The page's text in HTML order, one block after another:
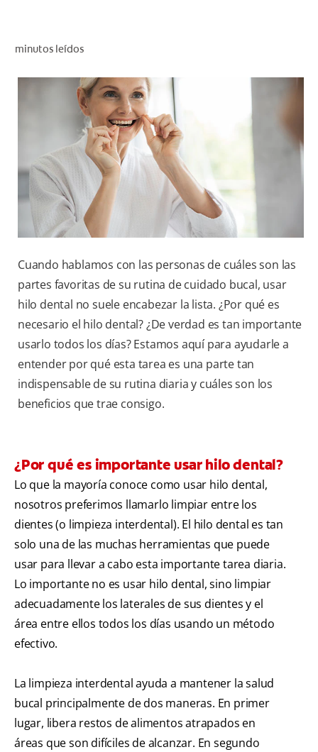
CUPONES
minutos leídos
Cuando hablamos con las personas de cuáles son las
partes favoritas de su rutina de cuidado bucal, usar
hilo dental no suele encabezar la lista. ¿Por qué es
necesario el hilo dental? ¿De verdad es tan importante
usarlo todos los días? Estamos aquí para ayudarle a
entender por qué esta tarea es una parte tan
indispensable de su rutina diaria y cuáles son los
beneficios que trae consigo.
¿Por qué es importante usar hilo dental?
Lo que la mayoría conoce como usar hilo dental,
nosotros preferimos llamarlo limpiar entre los
dientes (o limpieza interdental). El hilo dental es tan
solo una de las muchas herramientas que puede
usar para llevar a cabo esta importante tarea diaria.
Lo importante no es usar hilo dental, sino limpiar
adecuadamente los laterales de sus dientes y el
área entre ellos todos los días usando un método
efectivo.
La limpieza interdental ayuda a mantener la salud
bucal principalmente de dos maneras. En primer
lugar, libera restos de alimentos atrapados en
áreas que son difíciles de alcanzar. En segundo